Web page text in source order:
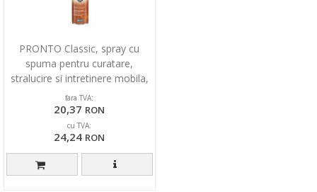
PRONTO Classic, spray cu
spuma pentru curatare,
stralucire si intretinere mobila,
400ml
fara TVA:
20,37 RON
cu TVA:
24,24 RON